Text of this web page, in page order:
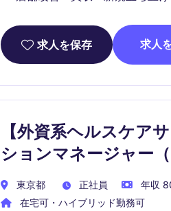
求人を保存 求人
【外資系ヘルスケア
ションマネージャー
東京都 正社員 年収
在宅可・ハイブリッド勤務可